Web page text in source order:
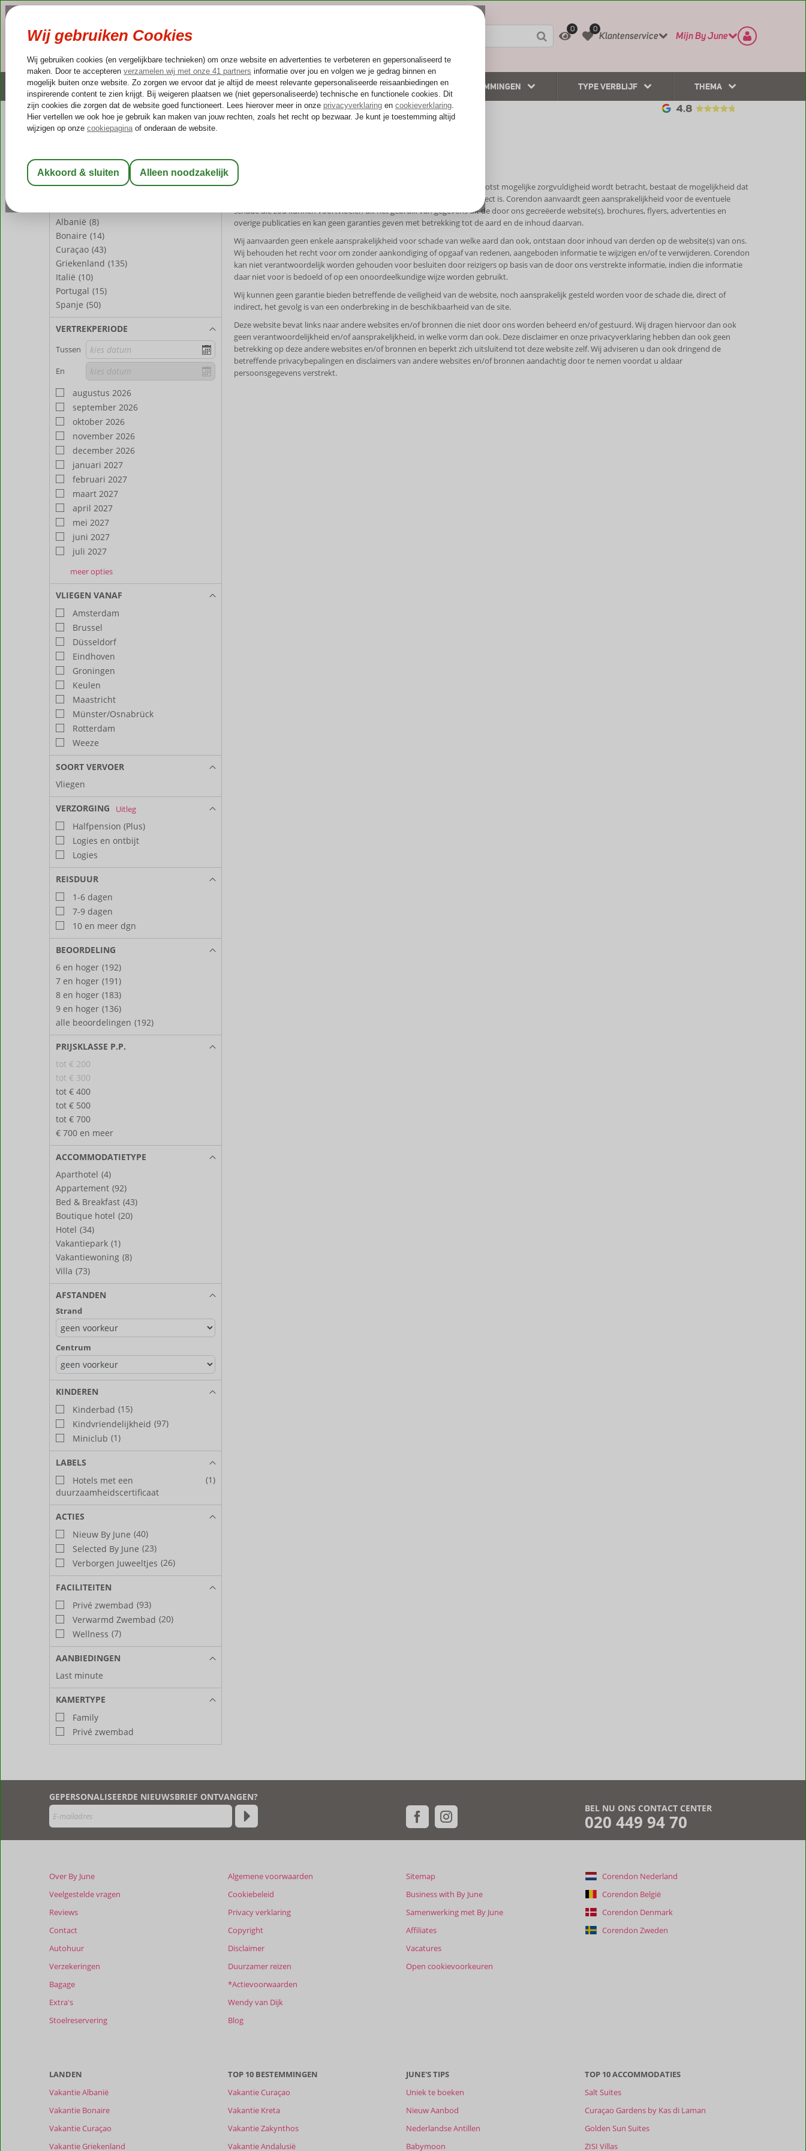
0 0
Klantenservice Mijn By June
NAZOMER LAST MINUTES ZOMER 2026 WINTERZON BESTEMMINGEN TYPE VERBLIJF THEMA
Altijd inclusief huurauto Kleinschalige & unieke accommodaties Weg van de drukte
Kamer 1: 2 Personen
Wijzig Reisgezelschap
Albanië (8)
Bonaire (14)
Curaçao (43)
Griekenland (135)
Italië (10)
Portugal (15)
Spanje (50)
VERTREKPERIODE
Tussen
En
augustus 2026
september 2026
oktober 2026
november 2026
december 2026
januari 2027
februari 2027
maart 2027
april 2027
mei 2027
juni 2027
juli 2027
augustus
2027
september
2027
oktober
2027
meer opties
VLIEGEN VANAF
Amsterdam
Brussel
Düsseldorf
Eindhoven
Groningen
Keulen
Maastricht
Münster/Osnabrück
Rotterdam
Weeze
SOORT VERVOER
Vliegen
VERZORGING Uitleg
Halfpension (Plus)
Logies en ontbijt
Logies
REISDUUR
1-6 dagen
7-9 dagen
10 en meer dgn
BEOORDELING
6 en hoger (192)
7 en hoger (191)
8 en hoger (183)
9 en hoger (136)
alle beoordelingen (192)
PRIJSKLASSE P.P.
tot € 200
tot € 300
tot € 400
tot € 500
tot € 700
€ 700 en meer
ACCOMMODATIETYPE
Aparthotel (4)
Appartement (92)
Bed & Breakfast (43)
Boutique hotel (20)
Hotel (34)
Vakantiepark (1)
Vakantiewoning (8)
Villa (73)
AFSTANDEN
Strand
Centrum
KINDEREN
Kinderbad (15)
Kindvriendelijkheid (97)
Miniclub (1)
LABELS
Hotels met een
duurzaamheidscertificaat
(1)
ACTIES
Nieuw By June (40)
Selected By June (23)
Verborgen Juweeltjes (26)
FACILITEITEN
Privé zwembad (93)
Verwarmd Zwembad (20)
Wellness (7)
AANBIEDINGEN
Last minute
KAMERTYPE
Family
Privé zwembad
Disclaimer
Hoewel bij de samenstelling van de inhoud van onze publicaties de grootst mogelijke zorgvuldigheid wordt betracht, bestaat de mogelijkheid dat
bepaalde informatie (na verloop van tijd) verouderd of niet (meer) correct is. Corendon aanvaardt geen aansprakelijkheid voor de eventuele
schade die zou kunnen voortvloeien uit het gebruik van gegevens uit de door ons gecreëerde website(s), brochures, flyers, advertenties en
overige publicaties en kan geen garanties geven met betrekking tot de aard en de inhoud daarvan.
Wij aanvaarden geen enkele aansprakelijkheid voor schade van welke aard dan ook, ontstaan door inhoud van derden op de website(s) van ons.
Wij behouden het recht voor om zonder aankondiging of opgaaf van redenen, aangeboden informatie te wijzigen en/of te verwijderen. Corendon
kan niet verantwoordelijk worden gehouden voor besluiten door reizigers op basis van de door ons verstrekte informatie, indien die informatie
daar niet voor is bedoeld of op een onoordeelkundige wijze worden gebruikt.
Wij kunnen geen garantie bieden betreffende de veiligheid van de website, noch aansprakelijk gesteld worden voor de schade die, direct of
indirect, het gevolg is van een onderbreking in de beschikbaarheid van de site.
Deze website bevat links naar andere websites en/of bronnen die niet door ons worden beheerd en/of gestuurd. Wij dragen hiervoor dan ook
geen verantwoordelijkheid en/of aansprakelijkheid, in welke vorm dan ook. Deze disclaimer en onze privacyverklaring hebben dan ook geen
betrekking op deze andere websites en/of bronnen en beperkt zich uitsluitend tot deze website zelf. Wij adviseren u dan ook dringend de
betreffende privacybepalingen en disclaimers van andere websites en/of bronnen aandachtig door te nemen voordat u aldaar
persoonsgegevens verstrekt.
BEL NU ONS CONTACT CENTER
020 449 94 70
GEPERSONALISEERDE NIEUWSBRIEF ONTVANGEN?
Over By June
Veelgestelde vragen
Reviews
Contact
Autohuur
Verzekeringen
Bagage
Extra's
Stoelreservering
Algemene voorwaarden
Cookiebeleid
Privacy verklaring
Copyright
Disclaimer
Duurzamer reizen
*Actievoorwaarden
Wendy van Dijk
Blog
Sitemap
Business with By June
Samenwerking met By June
Affiliates
Vacatures
Open cookievoorkeuren
Corendon Nederland
Corendon België
Corendon Denmark
Corendon Zweden
LANDEN
Vakantie Albanië
Vakantie Bonaire
Vakantie Curaçao
Vakantie Griekenland
TOP 10 BESTEMMINGEN
Vakantie Curaçao
Vakantie Kreta
Vakantie Zakynthos
Vakantie Andalusië
JUNE'S TIPS
Uniek te boeken
Nieuw Aanbod
Nederlandse Antillen
Babymoon
TOP 10 ACCOMMODATIES
Salt Suites
Curaçao Gardens by Kas di Laman
Golden Sun Suites
ZISI Villas